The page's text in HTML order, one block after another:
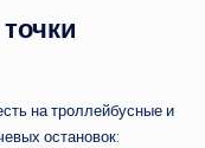
на троллейбусные и
остановок: